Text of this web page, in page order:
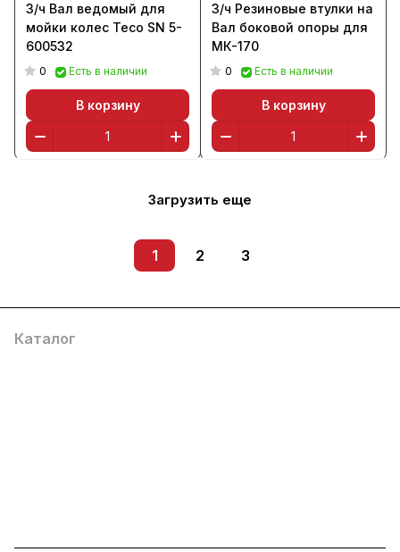
З/ч Вал ведомый для
мойки колес Тесо SN 5-
600532
0 Есть в наличии
В корзину
З/ч Резиновые втулки на
Вал боковой опоры для
МК-170
0 Есть в наличии
В корзину
Загрузить еще
1 2 3
Каталог